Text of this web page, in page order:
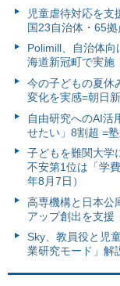
児童虐待対応を支
国23自治体・65拠
Polimill、自治体
海道新冠町で実施
今の子どもの夏休
変化を実感=朝日
自由研究へのAI活
せたい」8割超 =
子どもを難関大学
不安第1位は「学
年8月7日）
高専機構と日本公
アップ創出を支援
Sky、教員役と児
業研究モード」解